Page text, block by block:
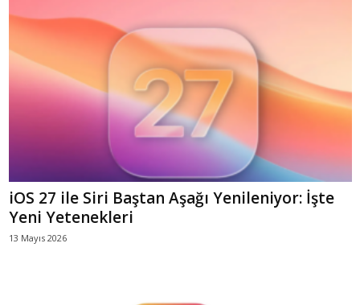
iOS 27 ile Siri Baştan Aşağı Yenileniyor: İşte
Yeni Yetenekleri
13 Mayıs 2026